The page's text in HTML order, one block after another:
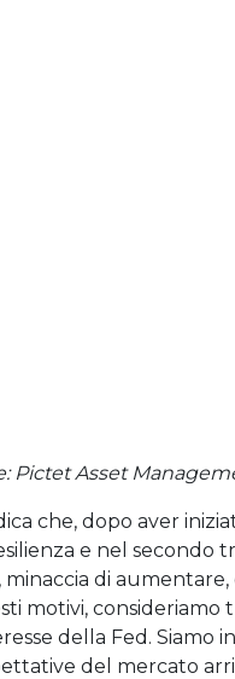
Pictet Asset
che, dopo aver
e nel secondo
di
motivi, consideriamo
della Fed. Siamo
del mercato